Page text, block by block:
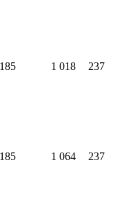
185 1 018 237
185 1 064 237